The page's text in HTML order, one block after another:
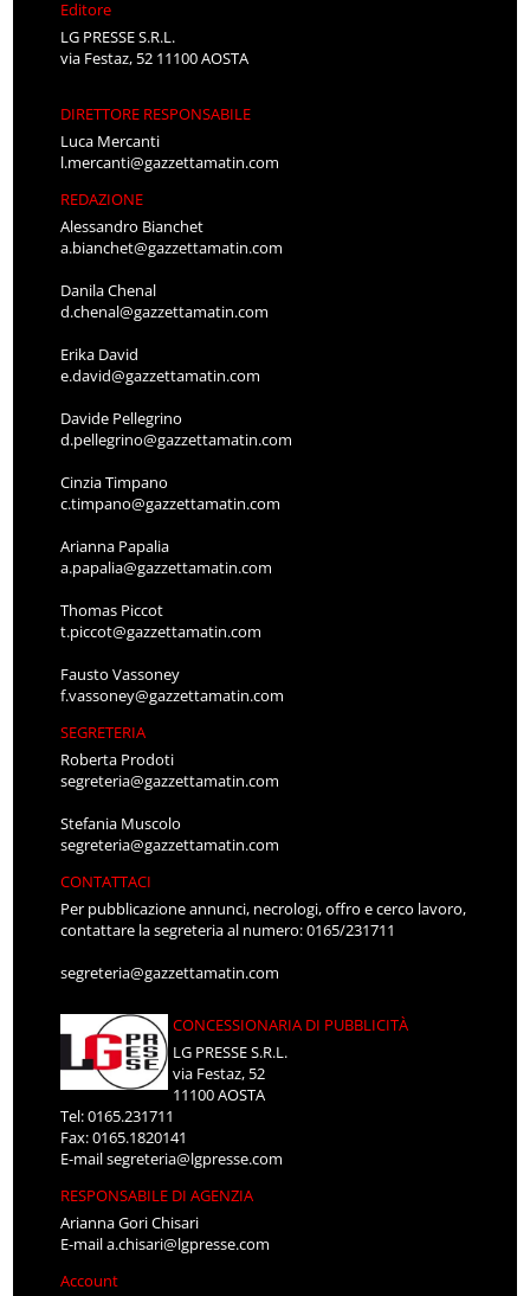
Editore
LG PRESSE S.R.L.
via Festaz, 52 11100 AOSTA
DIRETTORE RESPONSABILE
Luca Mercanti
l.mercanti@gazzettamatin.com
REDAZIONE
Alessandro Bianchet
a.bianchet@gazzettamatin.com
Danila Chenal
d.chenal@gazzettamatin.com
Erika David
e.david@gazzettamatin.com
Davide Pellegrino
d.pellegrino@gazzettamatin.com
Cinzia Timpano
c.timpano@gazzettamatin.com
Arianna Papalia
a.papalia@gazzettamatin.com
Thomas Piccot
t.piccot@gazzettamatin.com
Fausto Vassoney
f.vassoney@gazzettamatin.com
SEGRETERIA
Roberta Prodoti
segreteria@gazzettamatin.com
Stefania Muscolo
segreteria@gazzettamatin.com
CONTATTACI
Per pubblicazione annunci, necrologi, offro e cerco lavoro,
contattare la segreteria al numero: 0165/231711
segreteria@gazzettamatin.com
CONCESSIONARIA DI PUBBLICITÀ
LG PRESSE S.R.L.
via Festaz, 52
11100 AOSTA
Tel: 0165.231711
Fax: 0165.1820141
E-mailsegreteria@lgpresse.com
RESPONSABILE DI AGENZIA
Arianna Gori Chisari
E-maila.chisari@lgpresse.com
Account